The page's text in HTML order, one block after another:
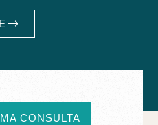
CONSULTA